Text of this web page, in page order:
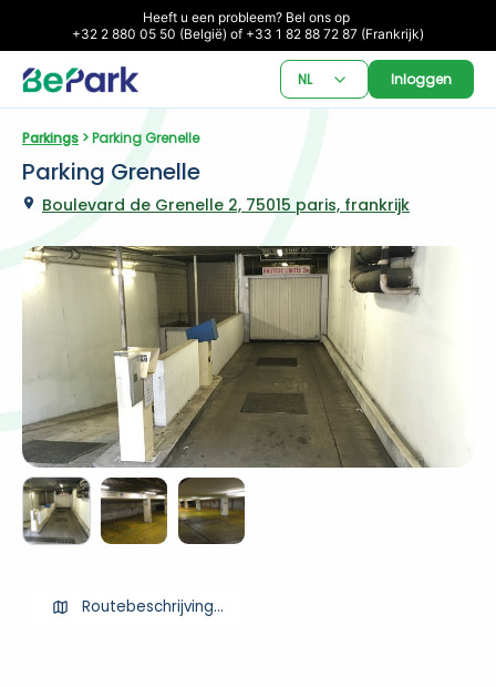
Heeft u een probleem? Bel ons op
+32 2 880 05 50 (België) of +33 1 82 88 72 87 (Frankrijk)
NL Inloggen
Parkings > Parking Grenelle
Parking Grenelle
Boulevard de Grenelle 2, 75015 paris, frankrijk
Routebeschrijving ophalen